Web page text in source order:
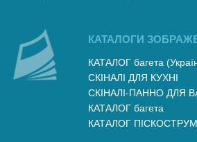
КАТАЛОГИ
КАТАЛОГ багета
СКІНАЛІ ДЛЯ КУХНІ
СКІНАЛІ-ПАННО ДЛЯ
КАТАЛОГ багета
КАТАЛОГ